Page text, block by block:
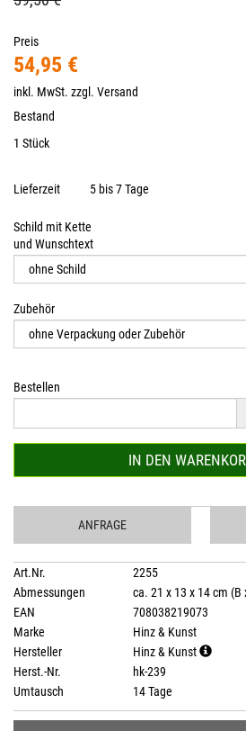
Preis
54,95 €
inkl. MwSt. zzgl. Versand
Bestand
1 Stück
Lieferzeit 5 bis 7 Tage
Schild mit Kette
und Wunschtext
Zubehör
Bestellen
IN DEN
ANFRAGE
Art.Nr.
2255
Abmessungen
ca. 21 x 13 x 14 cm (B
EAN
708038219073
Marke
Hinz & Kunst
Hersteller
Hinz & Kunst
Herst.-Nr.
hk-239
Umtausch
14 Tage